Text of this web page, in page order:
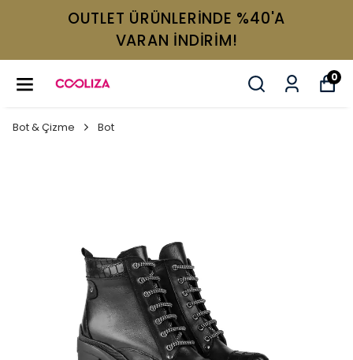
OUTLET ÜRÜNLERİNDE %40'A
VARAN İNDİRİM!
0
Bot & Çizme Bot